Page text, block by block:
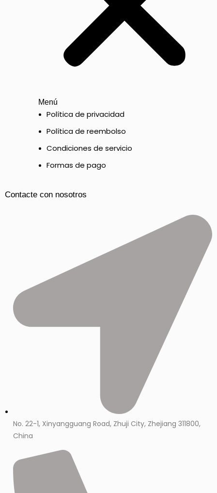
Menú
Política de privacidad
Política de reembolso
Condiciones de servicio
Formas de pago
Contacte con nosotros
No. 22-1, Xinyangguang Road, Zhuji City, Zhejiang 311800,
China